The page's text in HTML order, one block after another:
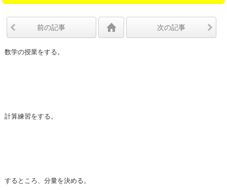
前の記事 次の記事
数学の授業をする。
計算練習をする。
するところ、分量を決める。